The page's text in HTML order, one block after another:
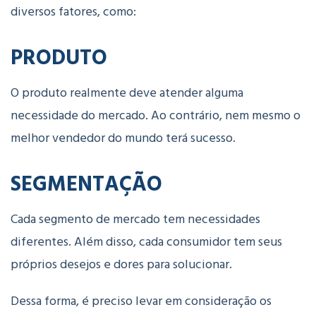
diversos fatores, como:
PRODUTO
O produto realmente deve atender alguma
necessidade do mercado. Ao contrário, nem mesmo o
melhor vendedor do mundo terá sucesso.
SEGMENTAÇÃO
Cada segmento de mercado tem necessidades
diferentes. Além disso, cada consumidor tem seus
próprios desejos e dores para solucionar.
Dessa forma, é preciso levar em consideração os